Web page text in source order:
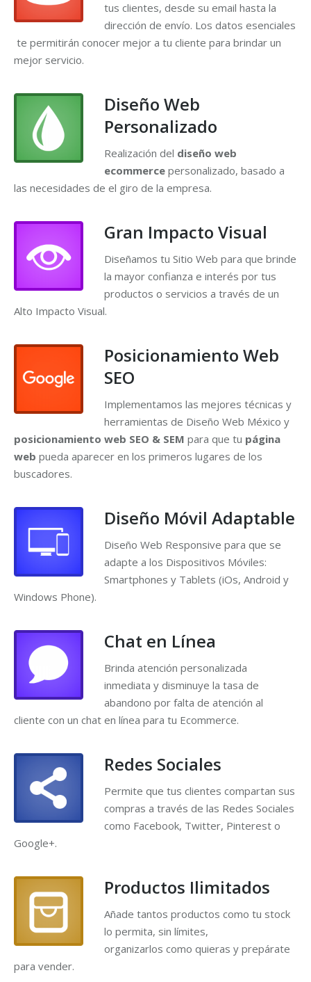
tus clientes, desde su email hasta la
dirección de envío. Los datos esenciales
te permitirán conocer mejor a tu cliente para brindar un
mejor servicio.
Diseño Web
Personalizado
Realización del diseño web
ecommerce personalizado, basado a
las necesidades de el giro de la empresa.
Gran Impacto Visual
Diseñamos tu Sitio Web para que brinde
la mayor confianza e interés por tus
productos o servicios a través de un
Alto Impacto Visual.
Posicionamiento Web
SEO
Implementamos las mejores técnicas y
herramientas de Diseño Web México y
posicionamiento web SEO & SEM para que tu página
web pueda aparecer en los primeros lugares de los
buscadores.
Diseño Móvil Adaptable
Diseño Web Responsive para que se
adapte a los Dispositivos Móviles:
Smartphones y Tablets (iOs, Android y
Windows Phone).
Chat en Línea
Brinda atención personalizada
inmediata y disminuye la tasa de
abandono por falta de atención al
cliente con un chat en línea para tu Ecommerce.
Redes Sociales
Permite que tus clientes compartan sus
compras a través de las Redes Sociales
como Facebook, Twitter, Pinterest o
Google+.
Productos Ilimitados
Añade tantos productos como tu stock
lo permita, sin límites,
organizarlos como quieras y prepárate
para vender.